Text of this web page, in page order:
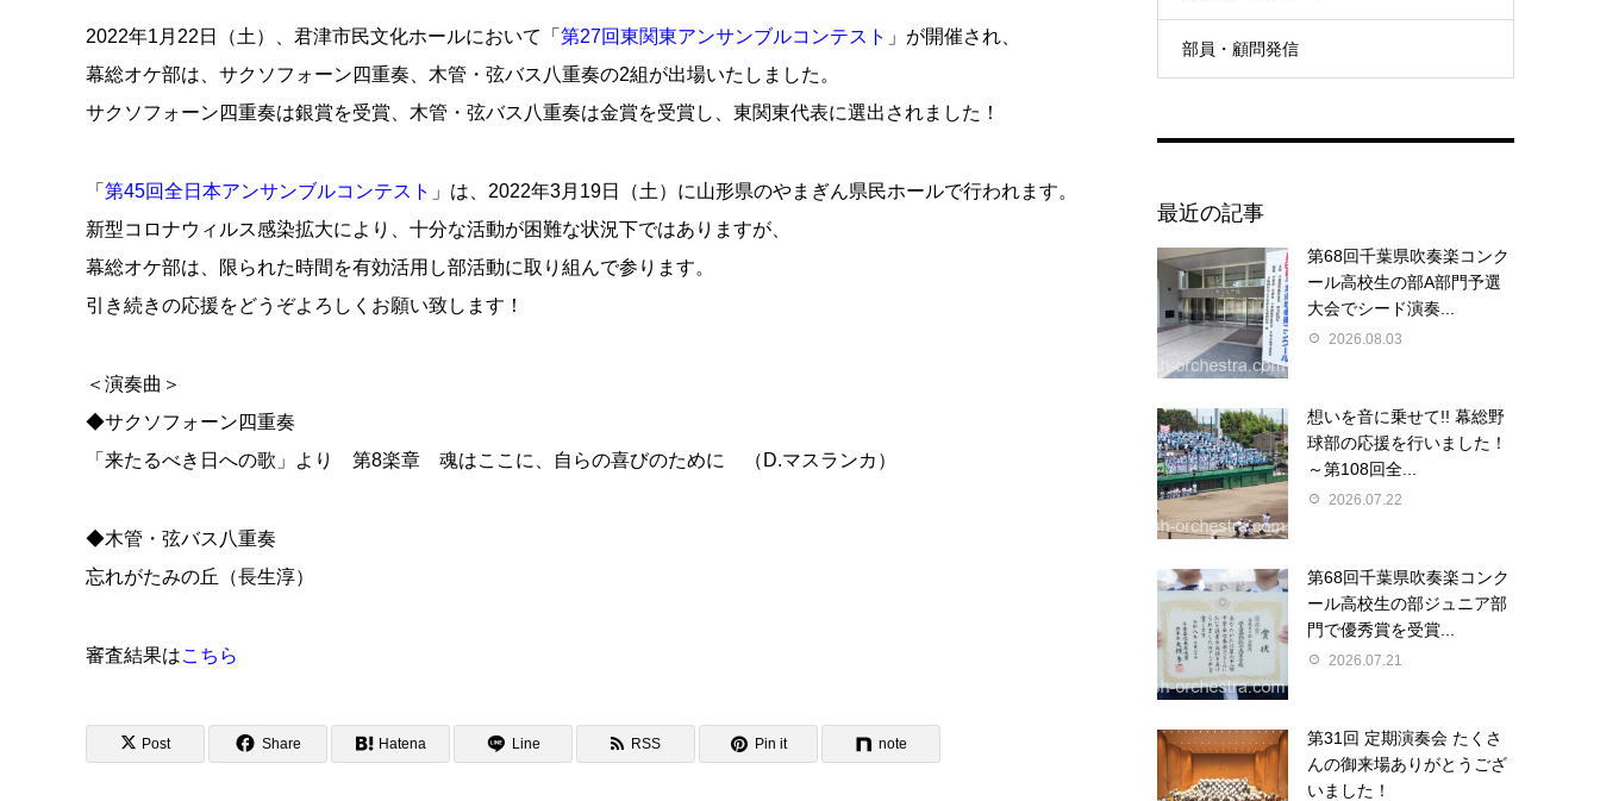
2022年1月22日（土）、君津市民文化ホールにおいて「 第27回東関東アンサンブルコンテスト 」が開催され、
幕総オケ部は、サクソフォーン四重奏、木管・弦バス八重奏の2組が出場いたしました。
サクソフォーン四重奏は銀賞を受賞、木管・弦バス八重奏は金賞を受賞し、東関東代表に選出されました！
「 第45回全日本アンサンブルコンテスト 」は、2022年3月19日（土）に山形県のやまぎん県民ホールで行われます。
新型コロナウィルス感染拡大により、十分な活動が困難な状況下ではありますが、
幕総オケ部は、限られた時間を有効活用し部活動に取り組んで参ります。
引き続きの応援をどうぞよろしくお願い致します！
＜演奏曲＞
◆サクソフォーン四重奏
「来たるべき日への歌」より 第8楽章 魂はここに、自らの喜びのために （D.マスランカ）
◆木管・弦バス八重奏
忘れがたみの丘（長生淳）
審査結果はこちら
Post Share Hatena Line RSS Pin it note
部員・顧問発信
最近の記事
第68回千葉県吹奏楽コンク
ール高校生の部A部門予選
大会でシード演奏...
2026.08.03
想いを音に乗せて!! 幕総野
球部の応援を行いました！
～第108回全...
2026.07.22
第68回千葉県吹奏楽コンク
ール高校生の部ジュニア部
門で優秀賞を受賞...
2026.07.21
第31回 定期演奏会 たくさ
んの御来場ありがとうござ
いました！